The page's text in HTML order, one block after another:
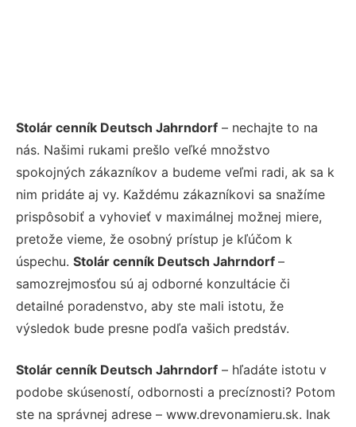
Stolár cenník Deutsch Jahrndorf – nechajte to na
nás. Našimi rukami prešlo veľké množstvo
spokojných zákazníkov a budeme veľmi radi, ak sa k
nim pridáte aj vy. Každému zákazníkovi sa snažíme
prispôsobiť a vyhovieť v maximálnej možnej miere,
pretože vieme, že osobný prístup je kľúčom k
úspechu. Stolár cenník Deutsch Jahrndorf –
samozrejmosťou sú aj odborné konzultácie či
detailné poradenstvo, aby ste mali istotu, že
výsledok bude presne podľa vašich predstáv.
Stolár cenník Deutsch Jahrndorf – hľadáte istotu v
podobe skúseností, odbornosti a precíznosti? Potom
ste na správnej adrese – www.drevonamieru.sk. Inak